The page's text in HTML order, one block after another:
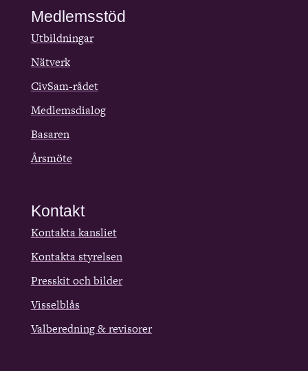
Medlemsstöd
Utbildningar
Nätverk
CivSam-rådet
Medlemsdialog
Basaren
Årsmöte
Kontakt
Kontakta kansliet
Kontakta styrelsen
Presskit och bilder
Visselblås
Valberedning & revisorer